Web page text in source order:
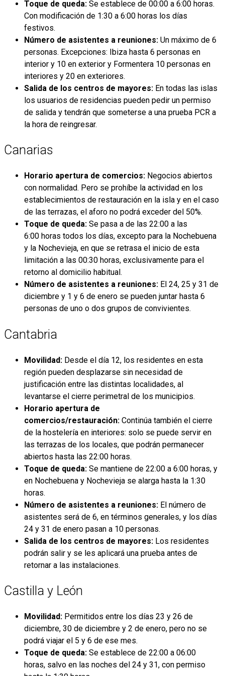
Toque de queda: Se establece de 00:00 a 6:00 horas.
Con modificación de 1:30 a 6:00 horas los días
festivos.
Número de asistentes a reuniones: Un máximo de 6
personas. Excepciones: Ibiza hasta 6 personas en
interior y 10 en exterior y Formentera 10 personas en
interiores y 20 en exteriores.
Salida de los centros de mayores: En todas las islas
los usuarios de residencias pueden pedir un permiso
de salida y tendrán que someterse a una prueba PCR a
la hora de reingresar.
Canarias
Horario apertura de comercios: Negocios abiertos
con normalidad. Pero se prohíbe la actividad en los
establecimientos de restauración en la isla y en el caso
de las terrazas, el aforo no podrá exceder del 50%.
Toque de queda: Se pasa a de las 22:00 a las
6:00 horas todos los días, excepto para la Nochebuena
y la Nochevieja, en que se retrasa el inicio de esta
limitación a las 00:30 horas, exclusivamente para el
retorno al domicilio habitual.
Número de asistentes a reuniones: El 24, 25 y 31 de
diciembre y 1 y 6 de enero se pueden juntar hasta 6
personas de uno o dos grupos de convivientes.
Cantabria
Movilidad: Desde el día 12, los residentes en esta
región pueden desplazarse sin necesidad de
justificación entre las distintas localidades, al
levantarse el cierre perimetral de los municipios.
Horario apertura de
comercios/restauración: Continúa también el cierre
de la hostelería en interiores: solo se puede servir en
las terrazas de los locales, que podrán permanecer
abiertos hasta las 22:00 horas.
Toque de queda: Se mantiene de 22:00 a 6:00 horas, y
en Nochebuena y Nochevieja se alarga hasta la 1:30
horas.
Número de asistentes a reuniones: El número de
asistentes será de 6, en términos generales, y los días
24 y 31 de enero pasan a 10 personas.
Salida de los centros de mayores: Los residentes
podrán salir y se les aplicará una prueba antes de
retornar a las instalaciones.
Castilla y León
Movilidad: Permitidos entre los días 23 y 26 de
diciembre, 30 de diciembre y 2 de enero, pero no se
podrá viajar el 5 y 6 de ese mes.
Toque de queda: Se establece de 22:00 a 06:00
horas, salvo en las noches del 24 y 31, con permiso